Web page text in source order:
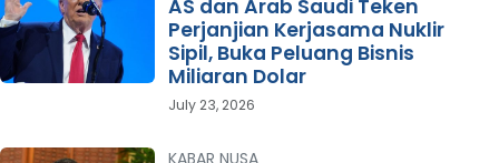
AS dan Arab Saudi Teken
Perjanjian Kerjasama Nuklir
Sipil, Buka Peluang Bisnis
Miliaran Dolar
July 23, 2026
KABAR NUSA